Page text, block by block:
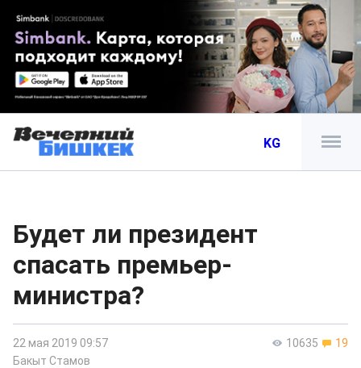
KG
Будет ли президент
спасать премьер-
министра?
10635 19
22 мая 2019 09:57
Бакыт Стамов